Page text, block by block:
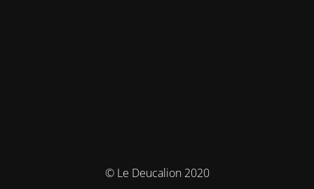
© Le Deucalion 2020